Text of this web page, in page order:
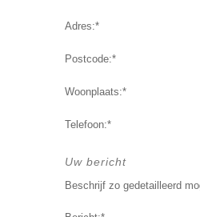
Adres:*
Postcode:*
Woonplaats:*
Telefoon:*
Uw bericht
Beschrijf zo gedetailleerd